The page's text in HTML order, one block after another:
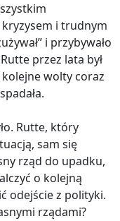
i trudnym
i przybywało
przez lata był
wolty coraz
Rutte, który
sam się
rząd do upadku,
o kolejną
odejście z polityki.
rządami?